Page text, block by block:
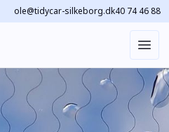
ole@tidycar-silkeborg.dk40 74 46 88